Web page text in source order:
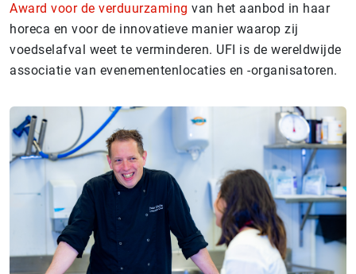
Award voor de verduurzaming van het aanbod in haar
horeca en voor de innovatieve manier waarop zij
voedselafval weet te verminderen. UFI is de wereldwijde
associatie van evenementenlocaties en -organisatoren.